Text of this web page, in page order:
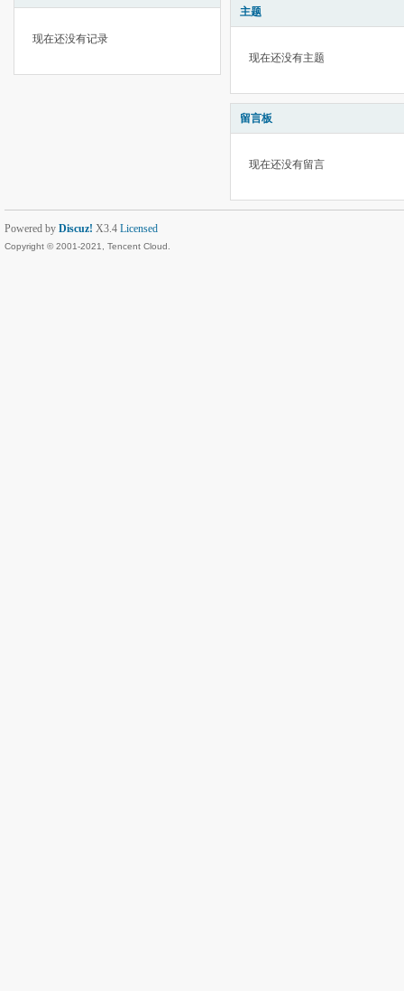
现在还没有记录
主题
现在还没有主题
留言板
现在还没有留言
Powered by Discuz! X3.4 Licensed
Copyright © 2001-2021, Tencent Cloud.